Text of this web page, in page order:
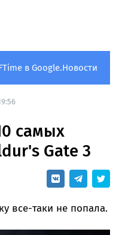
в Google.Новости
самых
Gate 3
все-таки не попала.